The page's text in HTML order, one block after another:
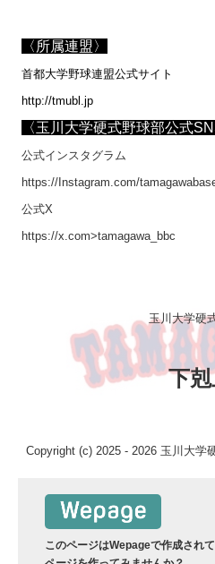
〈所属連盟〉
首都大学野球連盟公式サイト
http://tmubl.jp
〈玉川大学硬式野球部公式
公式インスタグラム
https://Instagram.com/
公式X
https://x.com>tamagawa_bbc
玉川大学硬
下
Copyright (c) 2025 - 2026 玉川大学
このページはWepageで作成され